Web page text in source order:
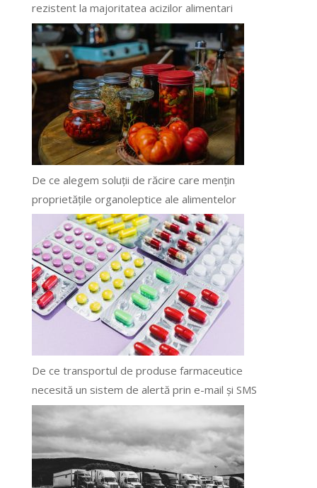
rezistent la majoritatea acizilor alimentari
De ce alegem soluții de răcire care mențin
proprietățile organoleptice ale alimentelor
De ce transportul de produse farmaceutice
necesită un sistem de alertă prin e-mail și SMS